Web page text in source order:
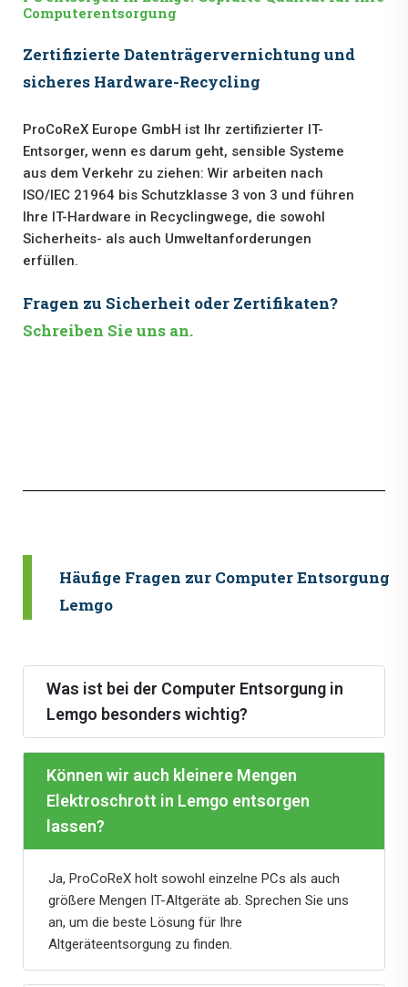
Computerentsorgung
Zertifizierte Datenträgervernichtung und
sicheres Hardware-Recycling
ProCoReX Europe GmbH ist Ihr zertifizierter IT-
Entsorger, wenn es darum geht, sensible Systeme
aus dem Verkehr zu ziehen: Wir arbeiten nach
ISO/IEC 21964 bis Schutzklasse 3 von 3 und führen
Ihre IT-Hardware in Recyclingwege, die sowohl
Sicherheits- als auch Umweltanforderungen
erfüllen.
Fragen zu Sicherheit oder Zertifikaten?
Schreiben Sie uns an.
Häufige Fragen zur Computer Entsorgung
Lemgo
Was ist bei der Computer Entsorgung in
Lemgo besonders wichtig?
Können wir auch kleinere Mengen
Elektroschrott in Lemgo entsorgen
lassen?
Ja, ProCoReX holt sowohl einzelne PCs als auch
größere Mengen IT-Altgeräte ab. Sprechen Sie uns
an, um die beste Lösung für Ihre
Altgeräteentsorgung zu finden.